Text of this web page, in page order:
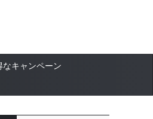
なキャンペーン